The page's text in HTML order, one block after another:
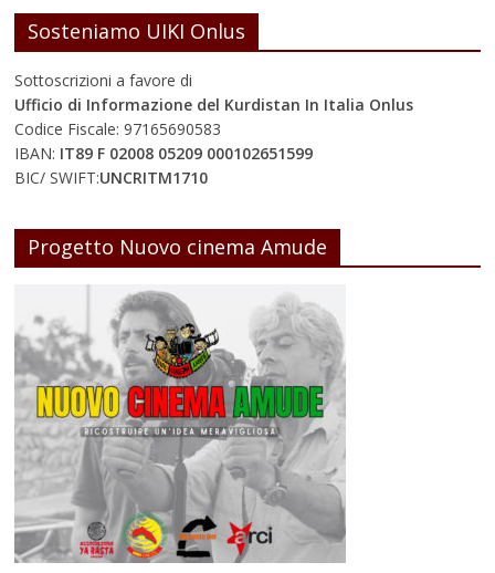
Sosteniamo UIKI Onlus
Sottoscrizioni a favore di
Ufficio di Informazione del Kurdistan In Italia Onlus
Codice Fiscale: 97165690583
IBAN: IT89 F 02008 05209 000102651599
BIC/ SWIFT:UNCRITM1710
Progetto Nuovo cinema Amude